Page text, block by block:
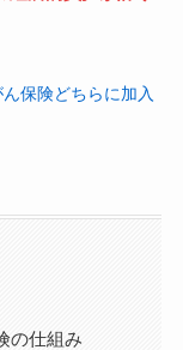
保険どちらに加入
の仕組み